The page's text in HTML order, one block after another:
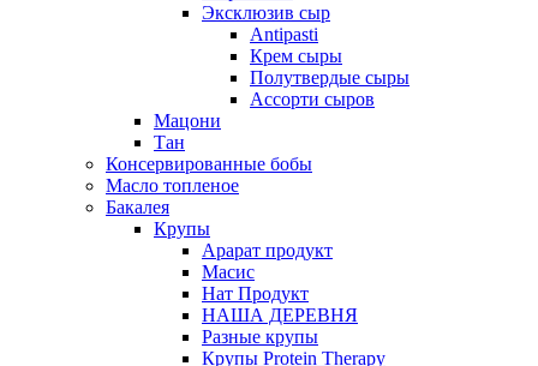
Эксклюзив сыр
Antipasti
Крем сыры
Полутвердые сыры
Ассорти сыров
Мацони
Тан
Консервированные бобы
Масло топленое
Бакалея
Крупы
Арарат продукт
Масис
Нат Продукт
НАША ДЕРЕВНЯ
Разные крупы
Крупы Protein Therapy